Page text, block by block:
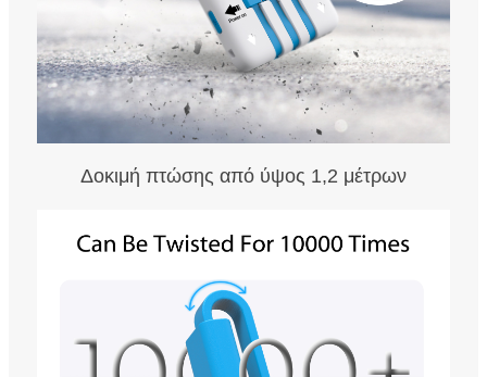
Δοκιμή πτώσης από ύψος 1,2 μέτρων